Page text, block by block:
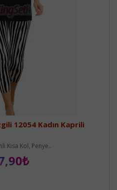
12054 Kadın Kaprili
Kısa Kol, Penye..